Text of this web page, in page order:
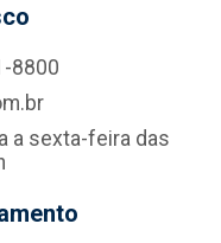
8800
a sexta-feira das